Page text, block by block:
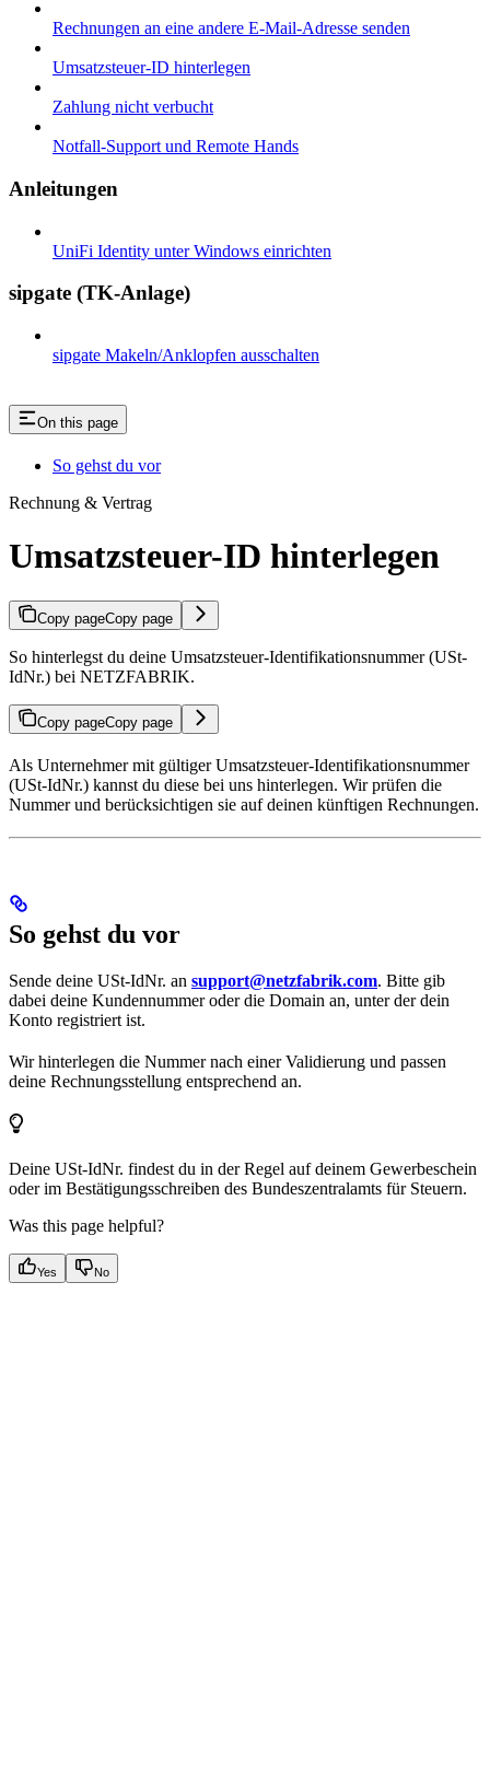
Rechnungen an eine andere E-Mail-Adresse senden
Umsatzsteuer-ID hinterlegen
Zahlung nicht verbucht
Notfall-Support und Remote Hands
Anleitungen
UniFi Identity unter Windows einrichten
sipgate (TK-Anlage)
sipgate Makeln/Anklopfen ausschalten
On this page
So gehst du vor
Rechnung & Vertrag
Umsatzsteuer-ID hinterlegen
Copy pageCopy page
So hinterlegst du deine Umsatzsteuer-Identifikationsnummer (USt-
IdNr.) bei NETZFABRIK.
Copy pageCopy page
Als Unternehmer mit gültiger Umsatzsteuer-Identifikationsnummer
(USt-IdNr.) kannst du diese bei uns hinterlegen. Wir prüfen die
Nummer und berücksichtigen sie auf deinen künftigen Rechnungen.
So gehst du vor
Sende deine USt-IdNr. an support@netzfabrik.com. Bitte gib
dabei deine Kundennummer oder die Domain an, unter der dein
Konto registriert ist.
Wir hinterlegen die Nummer nach einer Validierung und passen
deine Rechnungsstellung entsprechend an.
Deine USt-IdNr. findest du in der Regel auf deinem Gewerbeschein
oder im Bestätigungsschreiben des Bundeszentralamts für Steuern.
Was this page helpful?
Yes No